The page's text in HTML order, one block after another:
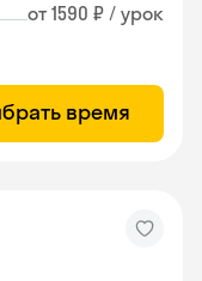
от 1590 ₽ / урок
время